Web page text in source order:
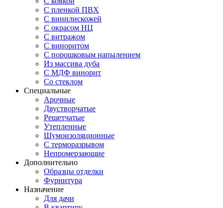
С пленкой ПВХ
С винилискожей
С окрасом НЦ
С витражом
С виноритом
С порошковым напылением
Из массива дуба
С МДФ винорит
Со стеклом
Специальные
Арочные
Двустворчатые
Решетчатые
Утепленные
Шумоизоляционные
С терморазрывом
Непромерзающие
Дополнительно
Образцы отделки
Фурнитура
Назначение
Для дачи